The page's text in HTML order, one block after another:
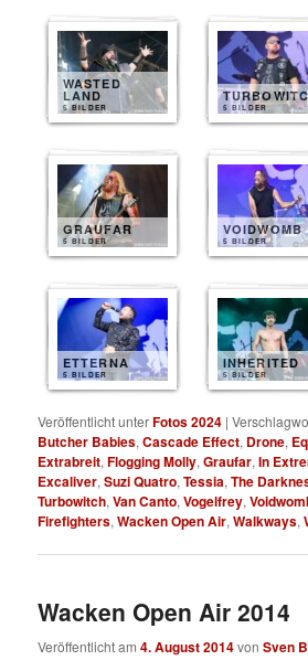
WASTED
LAND
5 BILDER 5 BILDER
GRAUFAR
5 BILDER
VOIDWOMB
5 BILDER
ETTERNA
5 BILDER
INHERITED
5 BILDER
Veröffentlicht unterFotos 2024 |
Butcher Babies,Cascade Effect, Drone,
Extrabreit,Flogging Molly,Graufar,In
Excaliver,Suzi Quatro,Tessia,The
Turbowitch,Van Canto,Vogelfrey,
Firefighters,Wacken Open Air,Walkways,
Wacken Open Air 2014
Veröffentlicht am4. August 2014vonSven